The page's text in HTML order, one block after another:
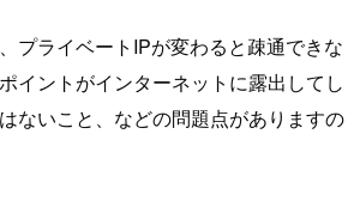
プライベートIPが変わると疎通できな
イントがインターネットに露出してし
ないこと、などの問題点がありますの